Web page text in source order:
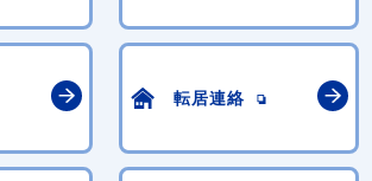
転居連絡